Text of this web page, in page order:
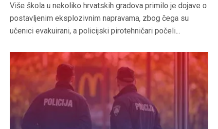
Više škola u nekoliko hrvatskih gradova primilo je dojave o
postavljenim eksplozivnim napravama, zbog čega su
učenici evakuirani, a policijski pirotehničari počeli...